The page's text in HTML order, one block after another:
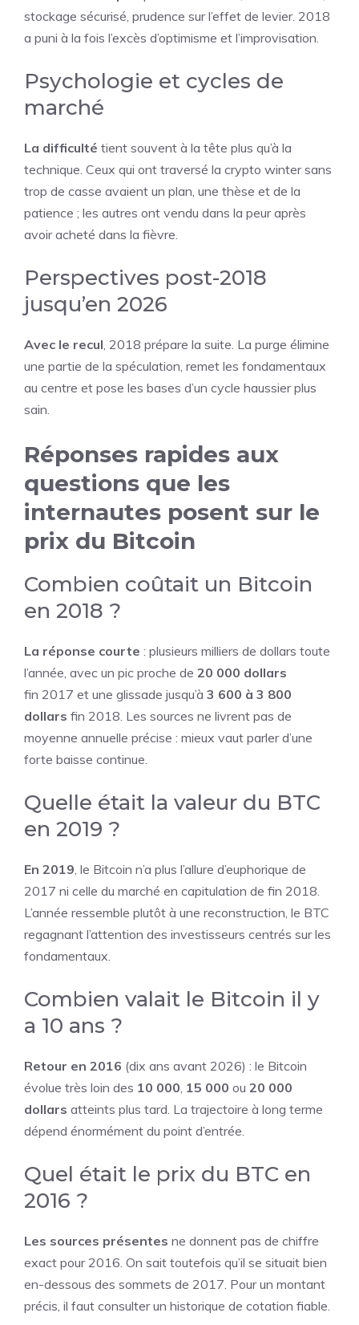
stockage sécurisé, prudence sur l’effet de levier. 2018
a puni à la fois l’excès d’optimisme et l’improvisation.
Psychologie et cycles de
marché
La difficulté tient souvent à la tête plus qu’à la
technique. Ceux qui ont traversé la crypto winter sans
trop de casse avaient un plan, une thèse et de la
patience ; les autres ont vendu dans la peur après
avoir acheté dans la fièvre.
Perspectives post-2018
jusqu’en 2026
Avec le recul, 2018 prépare la suite. La purge élimine
une partie de la spéculation, remet les fondamentaux
au centre et pose les bases d’un cycle haussier plus
sain.
Réponses rapides aux
questions que les
internautes posent sur le
prix du Bitcoin
Combien coûtait un Bitcoin
en 2018 ?
La réponse courte : plusieurs milliers de dollars toute
l’année, avec un pic proche de 20 000 dollars
fin 2017 et une glissade jusqu’à 3 600 à 3 800
dollars fin 2018. Les sources ne livrent pas de
moyenne annuelle précise : mieux vaut parler d’une
forte baisse continue.
Quelle était la valeur du BTC
en 2019 ?
En 2019, le Bitcoin n’a plus l’allure d’euphorique de
2017 ni celle du marché en capitulation de fin 2018.
L’année ressemble plutôt à une reconstruction, le BTC
regagnant l’attention des investisseurs centrés sur les
fondamentaux.
Combien valait le Bitcoin il y
a 10 ans ?
Retour en 2016 (dix ans avant 2026) : le Bitcoin
évolue très loin des 10 000, 15 000 ou 20 000
dollars atteints plus tard. La trajectoire à long terme
dépend énormément du point d’entrée.
Quel était le prix du BTC en
2016 ?
Les sources présentes ne donnent pas de chiffre
exact pour 2016. On sait toutefois qu’il se situait bien
en-dessous des sommets de 2017. Pour un montant
précis, il faut consulter un historique de cotation fiable.